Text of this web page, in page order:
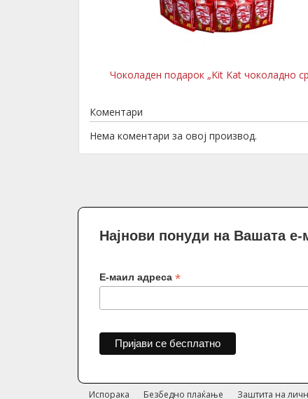
Чоколаден подарок „Kit Kat чоколадно
Коментари
Нема коментари за овој производ.
Најнови понуди на Вашата
Е-маил адреса *
Испорака Безбедно плаќање Заштита на